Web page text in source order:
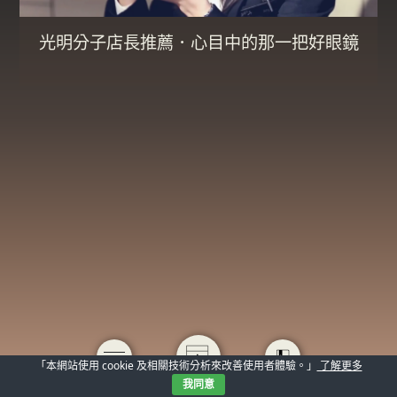
光明分子店長推薦．心目中的那一把好眼鏡
「本網站使用 cookie 及相關技術分析來改善使用者體驗。」
了解更多
我同意